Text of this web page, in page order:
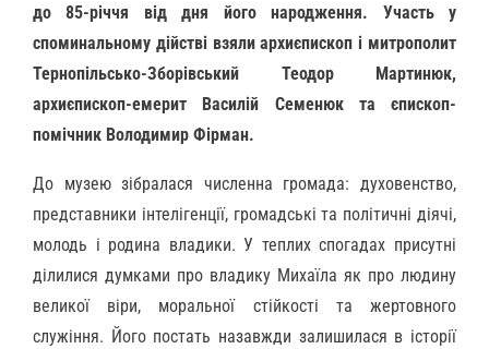
до 85-річчя від дня його народження. Участь у
споминальному дійстві взяли архиєпископ і митрополит
Тернопільсько-Зборівський Теодор Мартинюк,
архиєпископ-емерит Василій Семенюк та єпископ-
помічник Володимир Фірман.
До музею зібралася численна громада: духовенство,
представники інтелігенції, громадські та політичні діячі,
молодь і родина владики. У теплих спогадах присутні
ділилися думками про владику Михаїла як про людину
великої віри, моральної стійкості та жертовного
служіння. Його постать назавжди залишилася в історії